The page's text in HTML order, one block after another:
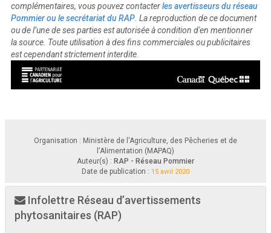
complémentaires, vous pouvez contacterles avertisseurs du réseau
Pommier ou le secrétariat du RAP . La reproduction de ce document
ou de l’une de ses parties est autorisée à condition d'en mentionner
la source. Toute utilisation à des fins commerciales ou publicitaires
est cependant strictement interdite.
Organisation : Ministère de l'Agriculture, des Pêcheries et de
l'Alimentation (MAPAQ)
Auteur(s) : RAP - Réseau Pommier
Date de publication : 15 avril 2020
Infolettre Réseau d’avertissements
phytosanitaires (RAP)